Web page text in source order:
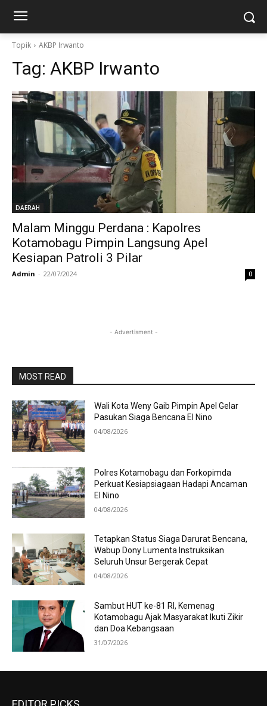
Topik AKBP Irwanto
Tag: AKBP Irwanto
DAERAH
Malam Minggu Perdana : Kapolres
Kotamobagu Pimpin Langsung Apel
Kesiapan Patroli 3 Pilar
Admin - 22/07/2024 0
- Advertisment -
MOST READ
Wali Kota Weny Gaib Pimpin Apel Gelar
Pasukan Siaga Bencana El Nino
04/08/2026
Polres Kotamobagu dan Forkopimda
Perkuat Kesiapsiagaan Hadapi Ancaman
El Nino
04/08/2026
Tetapkan Status Siaga Darurat Bencana,
Wabup Dony Lumenta Instruksikan
Seluruh Unsur Bergerak Cepat
04/08/2026
Sambut HUT ke-81 RI, Kemenag
Kotamobagu Ajak Masyarakat Ikuti Zikir
dan Doa Kebangsaan
31/07/2026